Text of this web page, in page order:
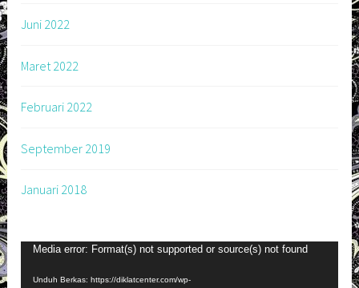
Juni 2022
Maret 2022
Februari 2022
September 2019
Januari 2018
Pemutar
Media error: Format(s) not supported or source(s) not found
Unduh Berkas: https://diklatcenter.com/wp-